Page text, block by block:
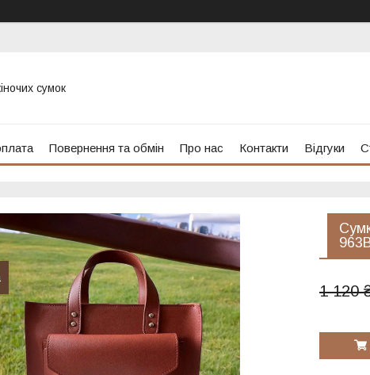
сумок
Повернення та обмін Про нас Контакти Відгуки
1 120